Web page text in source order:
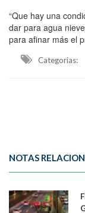
“Que hay una
dar para agua
para afinar más el
Categorias:
NOTAS